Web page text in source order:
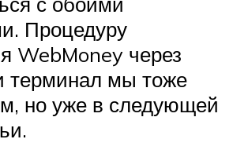
Процедуру
WebMoney через
терминал мы тоже
но уже в следующей